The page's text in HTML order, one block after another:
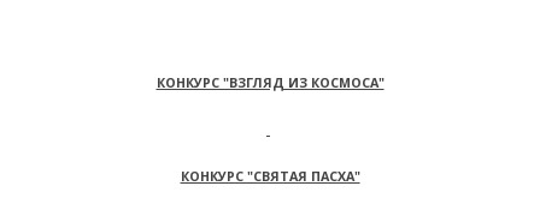
КОНКУРС "ВЗГЛЯД ИЗ КОСМОСА"
КОНКУРС "СВЯТАЯ ПАСХА"